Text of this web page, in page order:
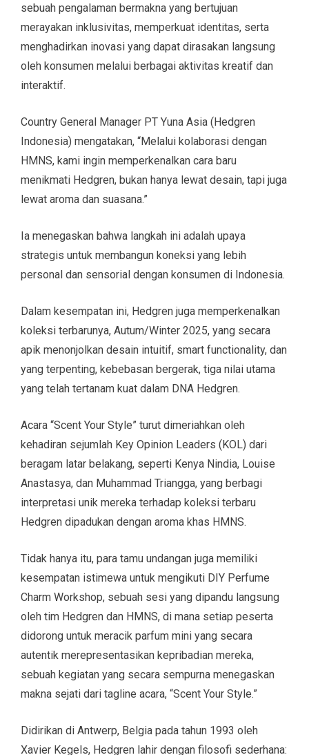
sebuah pengalaman bermakna yang bertujuan
merayakan inklusivitas, memperkuat identitas, serta
menghadirkan inovasi yang dapat dirasakan langsung
oleh konsumen melalui berbagai aktivitas kreatif dan
interaktif.
Country General Manager PT Yuna Asia (Hedgren
Indonesia) mengatakan, “Melalui kolaborasi dengan
HMNS, kami ingin memperkenalkan cara baru
menikmati Hedgren, bukan hanya lewat desain, tapi juga
lewat aroma dan suasana.”
Ia menegaskan bahwa langkah ini adalah upaya
strategis untuk membangun koneksi yang lebih
personal dan sensorial dengan konsumen di Indonesia.
Dalam kesempatan ini, Hedgren juga memperkenalkan
koleksi terbarunya, Autum/Winter 2025, yang secara
apik menonjolkan desain intuitif, smart functionality, dan
yang terpenting, kebebasan bergerak, tiga nilai utama
yang telah tertanam kuat dalam DNA Hedgren.
Acara “Scent Your Style” turut dimeriahkan oleh
kehadiran sejumlah Key Opinion Leaders (KOL) dari
beragam latar belakang, seperti Kenya Nindia, Louise
Anastasya, dan Muhammad Triangga, yang berbagi
interpretasi unik mereka terhadap koleksi terbaru
Hedgren dipadukan dengan aroma khas HMNS.
Tidak hanya itu, para tamu undangan juga memiliki
kesempatan istimewa untuk mengikuti DIY Perfume
Charm Workshop, sebuah sesi yang dipandu langsung
oleh tim Hedgren dan HMNS, di mana setiap peserta
didorong untuk meracik parfum mini yang secara
autentik merepresentasikan kepribadian mereka,
sebuah kegiatan yang secara sempurna menegaskan
makna sejati dari tagline acara, “Scent Your Style.”
Didirikan di Antwerp, Belgia pada tahun 1993 oleh
Xavier Kegels, Hedgren lahir dengan filosofi sederhana: